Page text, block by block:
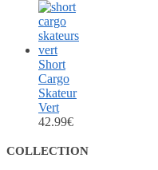
Short
Cargo
Skateur
Vert
42.99€
COLLECTION